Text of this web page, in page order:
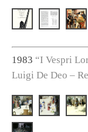
1983 “I Vespri
Luigi De Deo –